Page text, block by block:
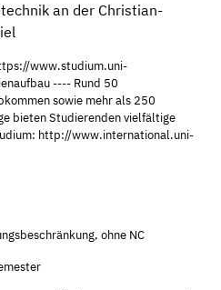
an der Christian-
www.studium.uni-
---- Rund 50
sowie mehr als 250
bieten Studierenden vielfältige
http://www.international.uni-
ohne NC